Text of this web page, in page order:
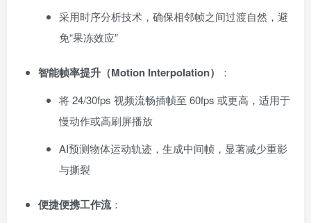
采用时序分析技术，确保相邻帧之间过渡自然，避
免“果冻效应”
智能帧率提升（Motion Interpolation）
：
将 24/30fps 视频流畅插帧至 60fps 或更高，适用于
慢动作或高刷屏播放
AI预测物体运动轨迹，生成中间帧，显著减少重影
与撕裂
便捷便携工作流：